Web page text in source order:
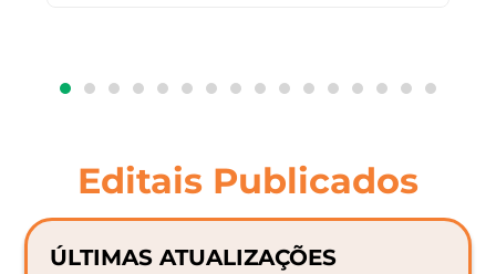
Editais Publicados
ÚLTIMAS ATUALIZAÇÕES